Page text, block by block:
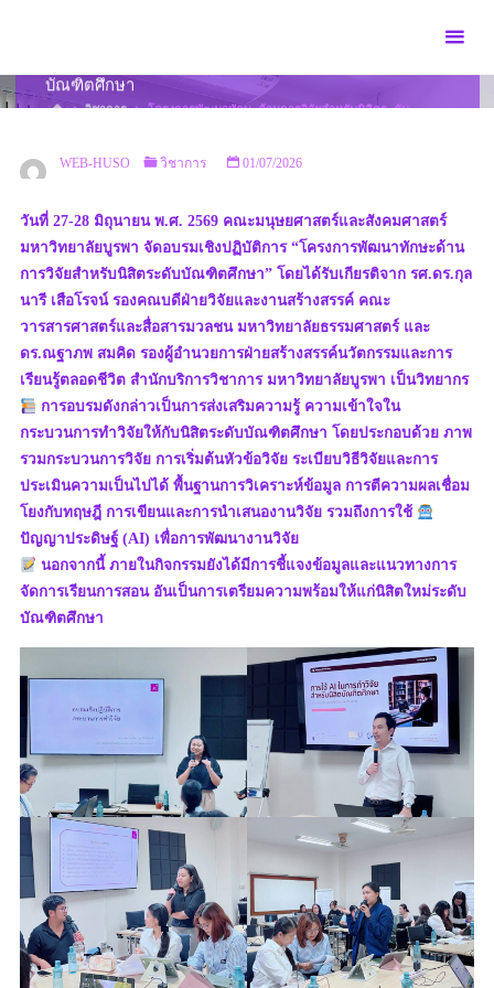
บัณฑิตศึกษา
HOMEวิชาการ
โครงการพัฒนาทักษะด้านการวิจัยสำหรับนิสิตระดับ
WEB-HUSO วิชาการ 01/07/2026
วันที่ 27-28 มิถุนายน พ.ศ. 2569 คณะมนุษยศาสตร์และสังคมศาสตร์
มหาวิทยาลัยบูรพา จัดอบรมเชิงปฏิบัติการ “โครงการพัฒนาทักษะด้าน
การวิจัยสำหรับนิสิตระดับบัณฑิตศึกษา” โดยได้รับเกียรติจาก รศ.ดร.กุล
นารี เสือโรจน์ รองคณบดีฝ่ายวิจัยและงานสร้างสรรค์ คณะ
วารสารศาสตร์และสื่อสารมวลชน มหาวิทยาลัยธรรมศาสตร์ และ
ดร.ณฐาภพ สมคิด รองผู้อำนวยการฝ่ายสร้างสรรค์นวัตกรรมและการ
เรียนรู้ตลอดชีวิต สำนักบริการวิชาการ มหาวิทยาลัยบูรพา เป็นวิทยากร
การอบรมดังกล่าวเป็นการส่งเสริมความรู้ ความเข้าใจใน
กระบวนการทำวิจัยให้กับนิสิตระดับบัณฑิตศึกษา โดยประกอบด้วย ภาพ
รวมกระบวนการวิจัย การเริ่มต้นหัวข้อวิจัย ระเบียบวิธีวิจัยและการ
ประเมินความเป็นไปได้ พื้นฐานการวิเคราะห์ข้อมูล การตีความผลเชื่อม
โยงกับทฤษฎี การเขียนและการนำเสนองานวิจัย รวมถึงการใช้
ปัญญาประดิษฐ์ (AI) เพื่อการพัฒนางานวิจัย
นอกจากนี้ ภายในกิจกรรมยังได้มีการชี้แจงข้อมูลและแนวทางการ
จัดการเรียนการสอน อันเป็นการเตรียมความพร้อมให้แก่นิสิตใหม่ระดับ
บัณฑิตศึกษา